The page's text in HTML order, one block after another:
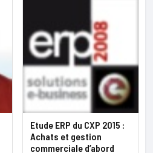
Etude ERP du CXP 2015 :
Achats et gestion
commerciale d’abord